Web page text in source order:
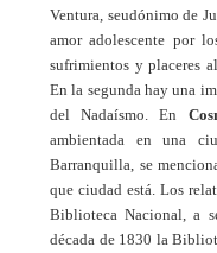
Ventura, seudónimo de
amor adolescente por
sufrimientos y placeres
En la segunda hay una
del Nadaísmo. En
ambientada en una
Barranquilla, se
que ciudad está. Los
Biblioteca Nacional, a
década de 1830 la